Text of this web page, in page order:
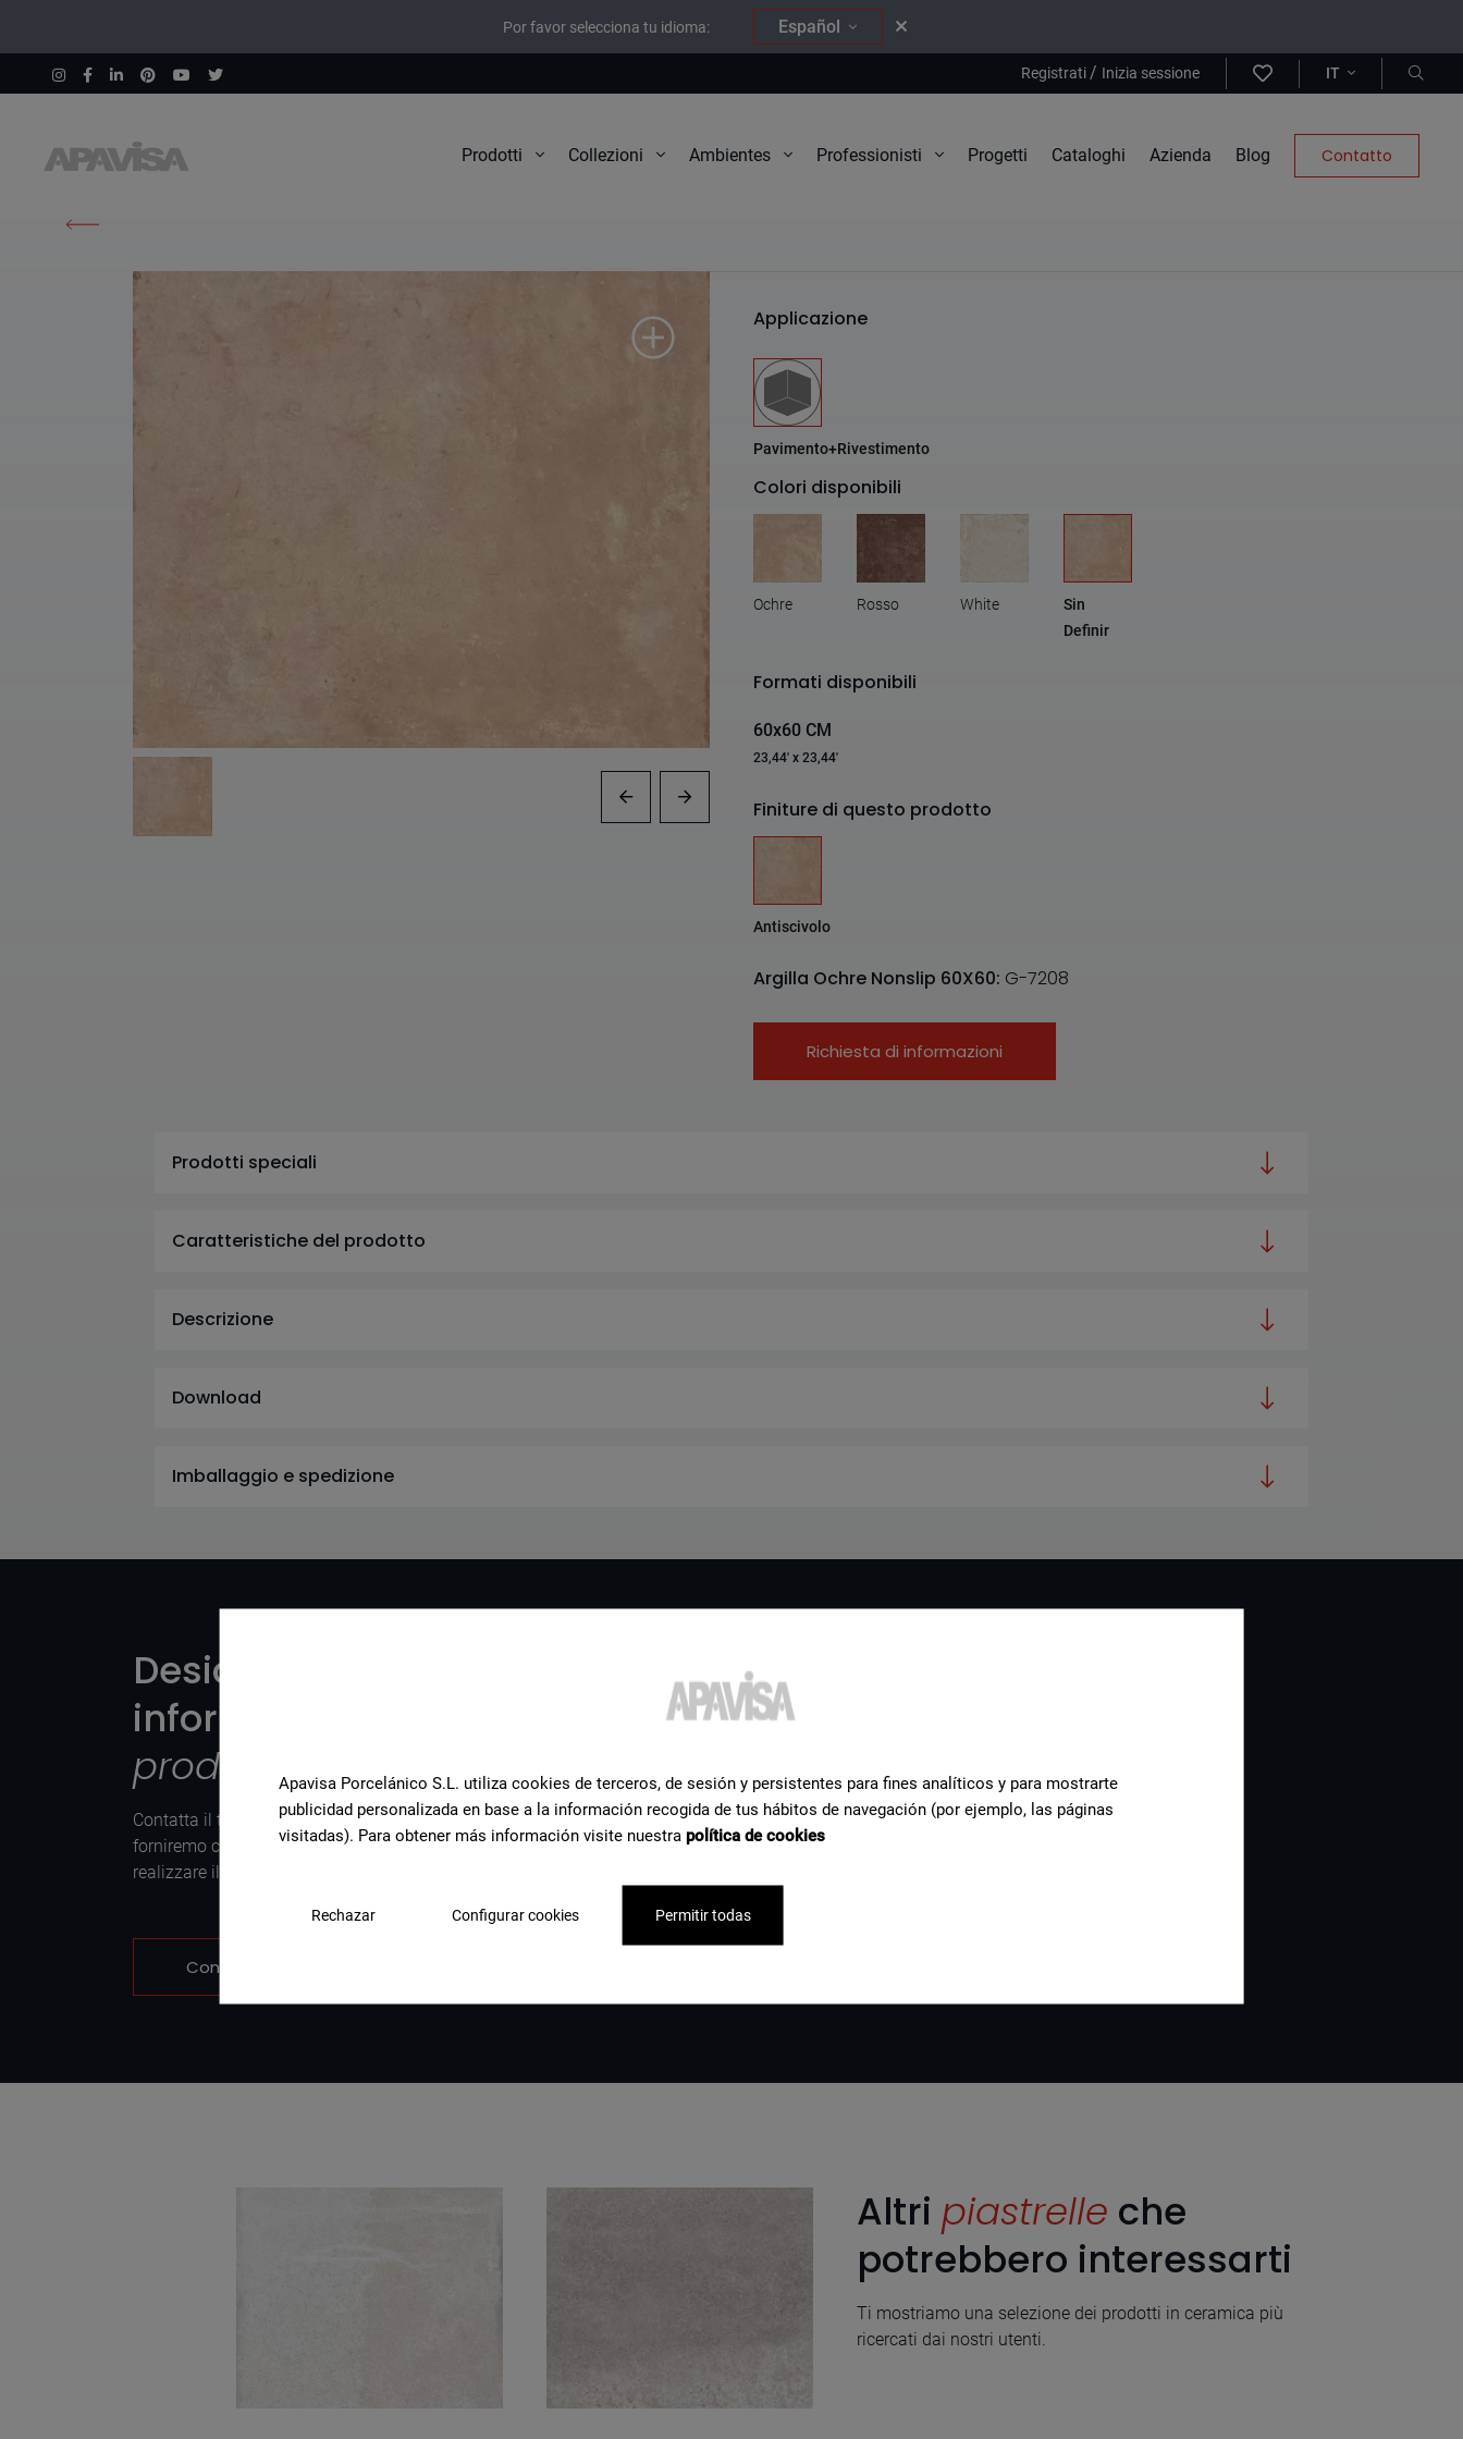
Por favor selecciona tu idioma: Español
Registrati/ Inizia sessione IT
Prodotti Collezioni Ambientes Professionisti Progetti Cataloghi Azienda Blog Contatto
Applicazione
Pavimento+Rivestimento
Colori disponibili
Ochre Rosso White
Sin
Definir
Formati disponibili
60x60 CM
23,44' x 23,44'
Finiture di questo prodotto
Antiscivolo
Argilla Ochre Nonslip 60X60: G-7208
Richiesta di informazioni
Prodotti speciali
Caratteristiche del prodotto
Descrizione
Download
Imballaggio e spedizione
Desiderate maggiori
informazioni o aiuto
prodotto??
Contatta il team di specialisti in piastrelle di Apavisa Porcelánico. Ti
forniremo consulenza e tutte le risposte di cui hai bisogno per
realizzare il tuo progetto.
Contattaci
Altri piastrelle che
potrebbero interessarti
Ti mostriamo una selezione dei prodotti in ceramica più
ricercati dai nostri utenti.
Apavisa Porcelánico S.L. utiliza cookies de terceros, de sesión y persistentes para fines analíticos y para mostrarte
publicidad personalizada en base a la información recogida de tus hábitos de navegación (por ejemplo, las páginas
visitadas). Para obtener más información visite nuestra política de cookies
Rechazar Configurar cookies Permitir todas